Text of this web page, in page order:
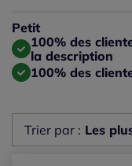
Petit
Taille
Taille grand :
100% des
la description
100% des
Trier par : Les